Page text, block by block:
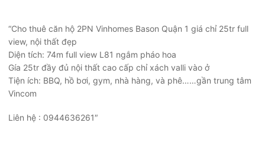
“Cho thuê căn hộ 2PN Vinhomes Bason Quận 1 giá chỉ 25tr full
view, nội thất đẹp
Diện tích: 74m full view L81 ngắm pháo hoa
Gía 25tr đầy đủ nội thất cao cấp chỉ xách valli vào ở
Tiện ích: BBQ, hồ bơi, gym, nhà hàng, và phê……gần trung tâm
Vincom
Liên hệ : 0944636261″